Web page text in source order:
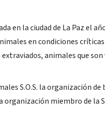
en la ciudad de La Paz el
en condiciones
animales que
S.O.S. la organización
miembro de la